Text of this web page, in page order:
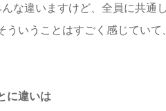
な違いますけど、全員に共通
ういうことはすごく感じてい
に違いは